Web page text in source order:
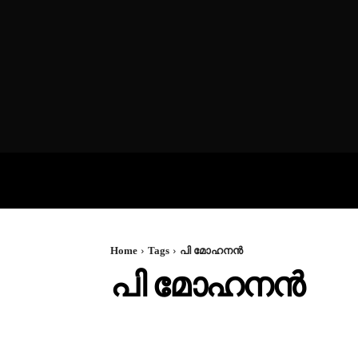
Home Tags പി മോഹനന്‍
പി മോഹനന്‍